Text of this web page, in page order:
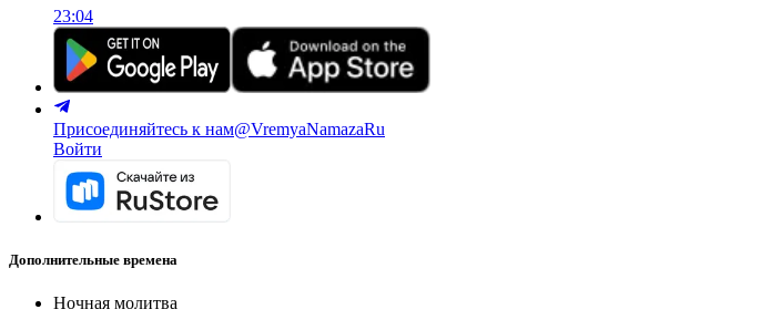
23:04
Присоединяйтесь к нам@VremyaNamazaRu
Войти
Дополнительные времена
Ночная молитва